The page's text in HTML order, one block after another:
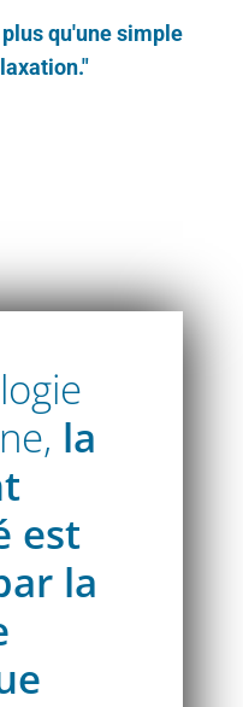
qu'une simple
la
est
la